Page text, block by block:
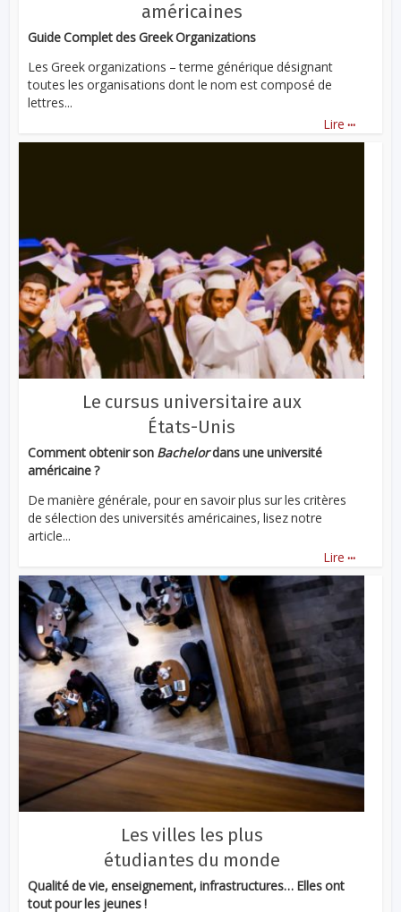
américaines
Guide Complet des Greek Organizations
Les Greek organizations – terme générique désignant
toutes les organisations dont le nom est composé de
lettres...
Lire ...
Le cursus universitaire aux
États-Unis
Comment obtenir son Bachelordans une université
américaine ?
De manière générale, pour en savoir plus sur les critères
de sélection des universités américaines, lisez notre
article...
Lire ...
Les villes les plus
étudiantes du monde
Qualité de vie, enseignement, infrastructures… Elles ont
tout pour les jeunes !